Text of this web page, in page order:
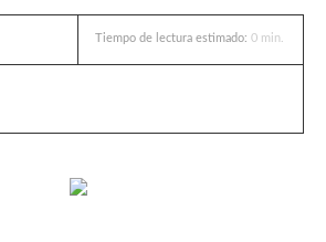
Tiempo de lectura estimado: 0 min.